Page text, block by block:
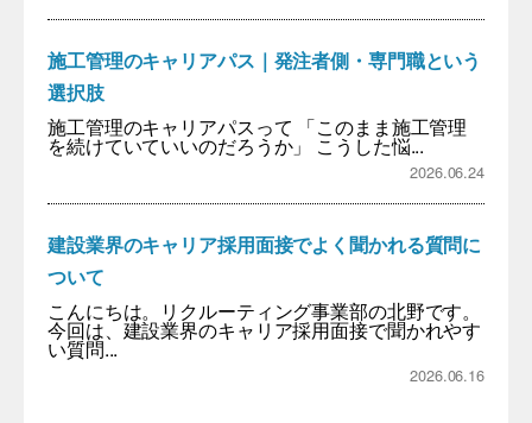
施工管理のキャリアパス｜発注者側・専門職という
選択肢
施工管理のキャリアパスって 「このまま施工管理
を続けていていいのだろうか」 こうした悩...
2026.06.24
建設業界のキャリア採用面接でよく聞かれる質問に
ついて
こんにちは。リクルーティング事業部の北野です。
今回は、建設業界のキャリア採用面接で聞かれやす
い質問...
2026.06.16